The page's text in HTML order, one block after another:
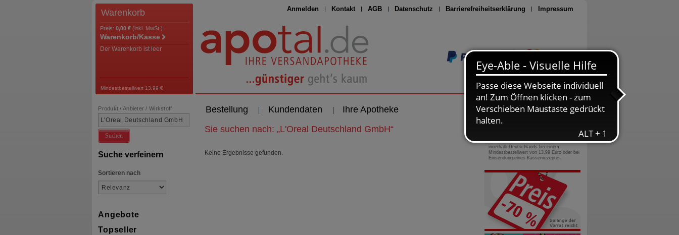
Anmelden Kontakt AGB Datenschutz Barrierefreiheitserklärung Impressum
Seite drucken
Warenkorb
Preis: 0,00 € (inkl. MwSt.)
Warenkorb/Kasse
Der Warenkorb ist leer
Mindestbestellwert 13,99 €
Bestellung Kundendaten Ihre Apotheke
Produkt / Anbieter / Wirkstoff
Suchen
Suche verfeinern
Sortieren nach
Angebote
Topseller
Sie suchen nach: „L'Oreal Deutschland GmbH“
Keine Ergebnisse gefunden.
0800-10 11 422
gebührenfreie Rufnummer
innerhalb Deutschlands bei einem
Mindestbestellwert von 13,99 Euro oder bei
Einsendung eines Kassenrezeptes